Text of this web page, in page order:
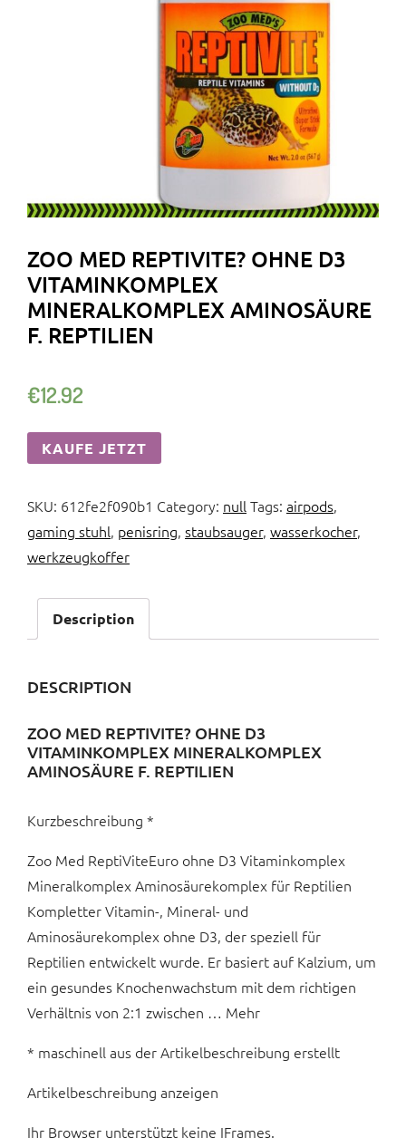
ZOO MED REPTIVITE? OHNE D3
VITAMINKOMPLEX
MINERALKOMPLEX AMINOSÄURE
F. REPTILIEN
€12.92
KAUFE JETZT
SKU: 612fe2f090b1 Category: nullTags: airpods,
gaming stuhl, penisring, staubsauger, wasserkocher,
werkzeugkoffer
Description
DESCRIPTION
ZOO MED REPTIVITE? OHNE D3
VITAMINKOMPLEX MINERALKOMPLEX
AMINOSÄURE F. REPTILIEN
Kurzbeschreibung *
Zoo Med ReptiViteEuro ohne D3 Vitaminkomplex
Mineralkomplex Aminosäurekomplex für Reptilien
Kompletter Vitamin-, Mineral- und
Aminosäurekomplex ohne D3, der speziell für
Reptilien entwickelt wurde. Er basiert auf Kalzium, um
ein gesundes Knochenwachstum mit dem richtigen
Verhältnis von 2:1 zwischen … Mehr
* maschinell aus der Artikelbeschreibung erstellt
Artikelbeschreibung anzeigen
Ihr Browser unterstützt keine IFrames.